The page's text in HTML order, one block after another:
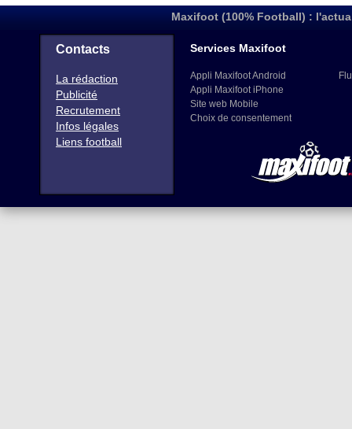
Maxifoot (100% Football) :
Contacts
La rédaction
Publicité
Recrutement
Infos légales
Liens football
Services Maxifoot
Appli Maxifoot Android
Appli Maxifoot iPhone
Site web Mobile
Choix de consentement